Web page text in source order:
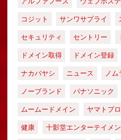
コジット
サンワサプライ
セキュリティ
セントリー
ドメイン取得
ドメイン登録
ナカバヤシ
ニュース
ノム
ノーブランド
パナソニック
ムームードメイン
ヤマトプ
健康
十影堂エンターテイメ